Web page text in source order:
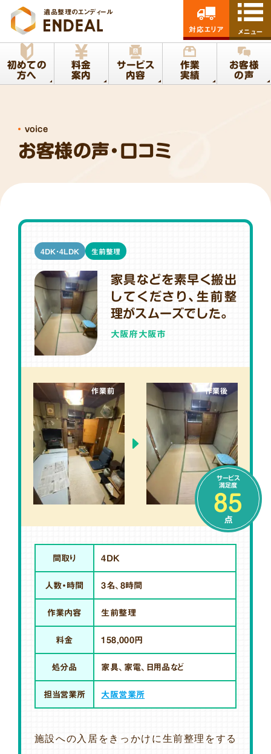
遺品整理のエンディール
初めての
方へ
料金
案内
サービス
内容
作業
実績
お客様
の声
対応エリア メニュー
お客様の声・口コミ
voice
家具などを素早く搬出
してくださり、生前整
理がスムーズでした。
大阪府大阪市
4DK・4LDK 生前整理
作業前 作業後
サービス
満足度
85
点
間取り 4DK
人数・時間 3名、8時間
作業内容 生前整理
料金 158,000円
処分品 家具、家電、日用品など
担当営業所 大阪営業所
施設への入居をきっかけに生前整理をする